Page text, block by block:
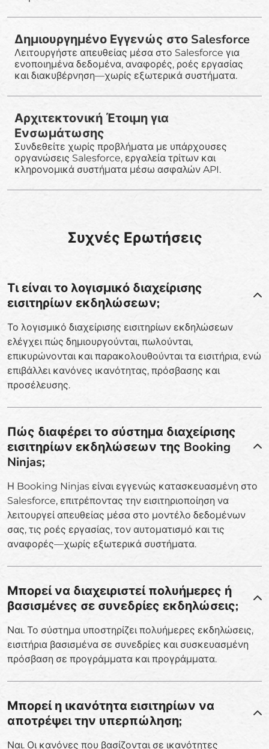
Δημιουργημένο Εγγενώς στο Salesforce
Λειτουργήστε απευθείας μέσα στο Salesforce για
ενοποιημένα δεδομένα, αναφορές, ροές εργασίας
και διακυβέρνηση—χωρίς εξωτερικά συστήματα.
Αρχιτεκτονική Έτοιμη για
Ενσωμάτωσης
Συνδεθείτε χωρίς προβλήματα με υπάρχουσες
οργανώσεις Salesforce, εργαλεία τρίτων και
κληρονομικά συστήματα μέσω ασφαλών API.
Συχνές Ερωτήσεις
Τι είναι το λογισμικό διαχείρισης
εισιτηρίων εκδηλώσεων;
Το λογισμικό διαχείρισης εισιτηρίων εκδηλώσεων
ελέγχει πώς δημιουργούνται, πωλούνται,
επικυρώνονται και παρακολουθούνται τα εισιτήρια, ενώ
επιβάλλει κανόνες ικανότητας, πρόσβασης και
προσέλευσης.
Πώς διαφέρει το σύστημα διαχείρισης
εισιτηρίων εκδηλώσεων της Booking
Ninjas;
Η Booking Ninjas είναι εγγενώς κατασκευασμένη στο
Salesforce, επιτρέποντας την εισιτηριοποίηση να
λειτουργεί απευθείας μέσα στο μοντέλο δεδομένων
σας, τις ροές εργασίας, τον αυτοματισμό και τις
αναφορές—χωρίς εξωτερικά συστήματα.
Μπορεί να διαχειριστεί πολυήμερες ή
βασισμένες σε συνεδρίες εκδηλώσεις;
Ναι. Το σύστημα υποστηρίζει πολυήμερες εκδηλώσεις,
εισιτήρια βασισμένα σε συνεδρίες και συσκευασμένη
πρόσβαση σε προγράμματα και προγράμματα.
Μπορεί η ικανότητα εισιτηρίων να
αποτρέψει την υπερπώληση;
Ναι. Οι κανόνες που βασίζονται σε ικανότητες